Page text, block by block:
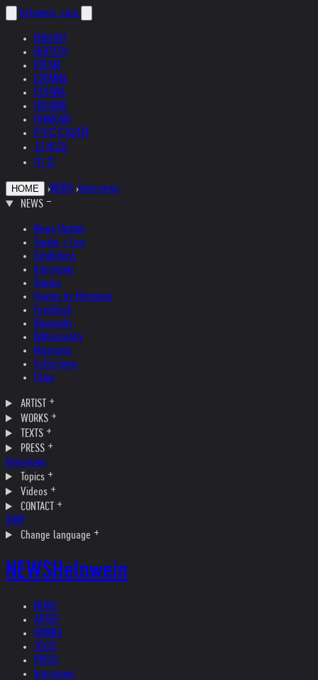
helnwein .com
ENGLISH
DEUTSCH
POLSKI
ESPAÑOL
ČEŠTINA
ITALIANO
FRANÇAIS
РУССКИЙ
日本語
中文
HOME ›NEWS ›Interviews
NEWS
News Update
Studio + Live
Exhibitions
Interviews
Quotes
Quotes by Helnwein
Feedback
Biography
Bibliography
Museums
Collections
Films
ARTIST
WORKS
TEXTS
PRESS
Interviews
Topics
Videos
CONTACT
SHOP
Change language
NEWSHelnwein
NEWS
ARTIST
WORKS
TEXTS
PRESS
Interviews